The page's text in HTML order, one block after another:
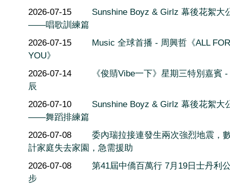
2026-07-15
Sunshine Boyz & Girlz 幕後花絮大
——唱歌訓練篇
2026-07-15
Music 全球首播 - 周興哲《ALL FOR
YOU》
2026-07-14
《俊䝼Vibe一下》星期三特別嘉賓
辰
2026-07-10
Sunshine Boyz & Girlz 幕後花絮大
——舞蹈排練篇
2026-07-08
委內瑞拉接連發生兩次強烈地震，
計家庭失去家園，急需援助
2026-07-08
第41屆中僑百萬行 7月19日士丹利
步